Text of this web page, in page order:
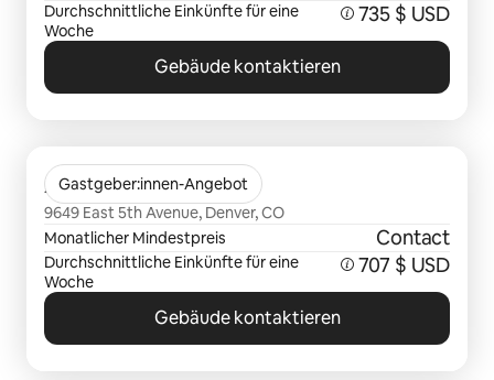
Durchschnittliche Einkünfte für eine
Woche
735 $ USD
Gebäude kontaktieren
Gastgeber:innen-Angebot
Avia Lowry
9649 East 5th Avenue, Denver, CO
Monatlicher Mindestpreis
Contact
Durchschnittliche Einkünfte für eine
Woche
707 $ USD
Gebäude kontaktieren